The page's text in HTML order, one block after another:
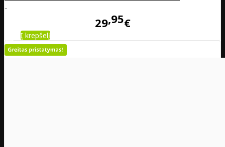
..
29 95€
Į krepšelį